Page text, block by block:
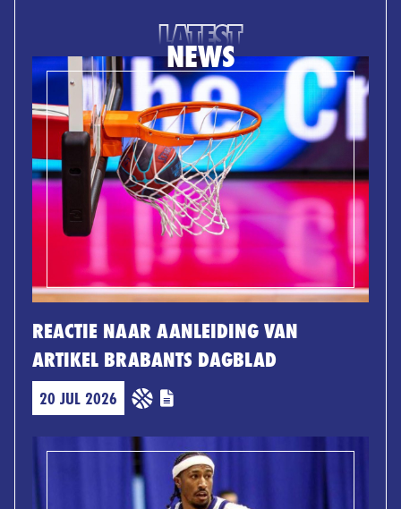
LATEST
NEWS
REACTIE NAAR AANLEIDING VAN
ARTIKEL BRABANTS DAGBLAD
20 JUL 2026